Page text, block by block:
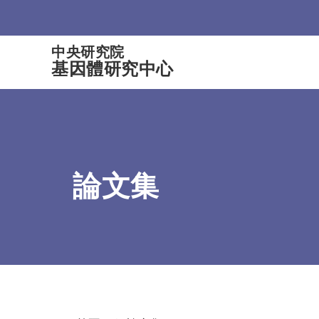
中央研究院
基因體研究中心
論文集